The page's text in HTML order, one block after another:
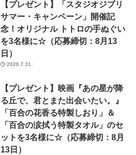
【プレゼント】「スタジオジブリ
サマー・キャンペーン」開催記
念！オリジナル トトロの手ぬぐい
を3名様に☆（応募締切：8月13
日）
2026.7.31
【プレゼント】映画『あの星が降
る丘で、君とまた出会いたい。』
「百合の花香る特製しおり」＆
「百合の涙拭う特製タオル」のセ
ットを3名様に☆（応募締切：8月
13日）